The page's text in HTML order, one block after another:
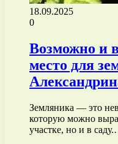
18.09.2025
0
Возможно и
место для
Земляника — это
которую можно
участке, но и в